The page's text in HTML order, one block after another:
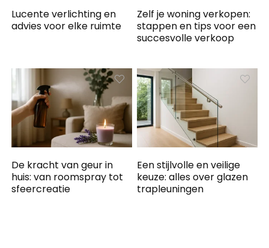
Lucente verlichting en
advies voor elke ruimte
Zelf je woning verkopen:
stappen en tips voor een
succesvolle verkoop
De kracht van geur in
huis: van roomspray tot
sfeercreatie
Een stijlvolle en veilige
keuze: alles over glazen
trapleuningen